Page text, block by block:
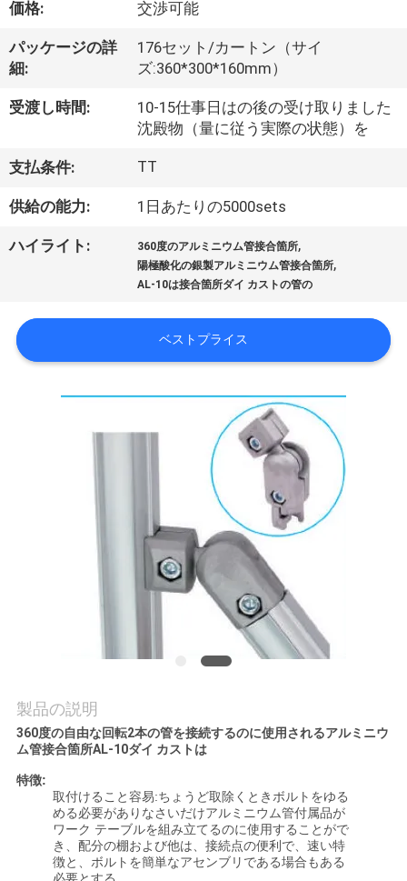
た
ち
に
い
て
ツ
く
だ
価格: 交渉可能
パッケージの詳
細:
176セット/カートン（サイ
ズ:360*300*160mm）
受渡し時間:
10-15仕事日はの後の受け取りました
沈殿物（量に従う実際の状態）を
支払条件: TT
供給の能力: 1日あたりの5000sets
ハイライト: 360度のアルミニウム管接合箇所,
陽極酸化の銀製アルミニウム管接合箇所,
AL-10は接合箇所ダイ カストの管の
ベストプライス
製品の説明
360度の自由な回転2本の管を接続するのに使用されるアルミニウ
ム管接合箇所AL-10ダイ カストは
特徴:
取付けること容易:ちょうど取除くときボルトをゆる
める必要がありなさいだけアルミニウム管付属品が
ワーク テーブルを組み立てるのに使用することがで
き、配分の棚および他は、接続点の便利で、速い特
徴と、ボルトを簡単なアセンブリである場合もある